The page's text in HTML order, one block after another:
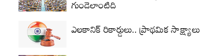
గుండెలాంటిది
ఎలకానిక్‌ రికార్డులు.. ప్రాథమిక సాక్ష్యాలు